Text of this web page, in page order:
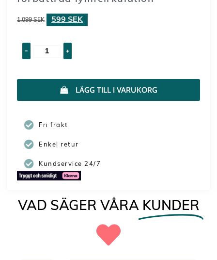
1.099SEK 599 SEK
- +
LÄGG TILL I VARUKORG
Fri frakt
Enkel retur
Kundservice 24/7
VAD SÄGER VÅRA KUNDER